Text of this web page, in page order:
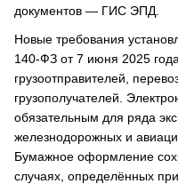
документов — ГИС ЭПД.
Новые требования
140-ФЗ от 7 июня 2025
грузоотправителей,
грузополучателей.
обязательным для ряда
железнодорожных и
Бумажное оформление
случаях, определённых